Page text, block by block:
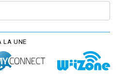
LA UNE